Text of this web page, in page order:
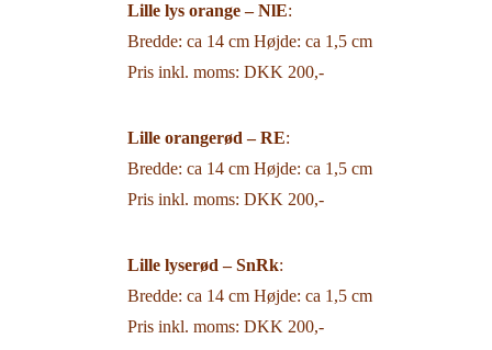
Lille lys orange – NlE:
Bredde: ca 14 cm Højde: ca 1,5 cm
Pris inkl. moms: DKK 200,-
Lille orangerød –RE:
Bredde: ca 14 cm Højde: ca 1,5 cm
Pris inkl. moms: DKK 200,-
Lille lyserød – SnRk:
Bredde: ca 14 cm Højde: ca 1,5 cm
Pris inkl. moms: DKK 200,-